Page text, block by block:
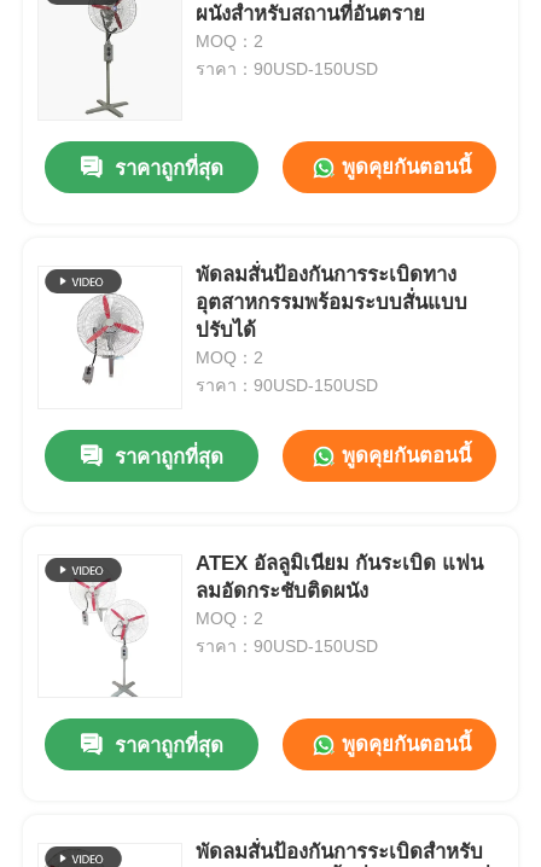
ผนังสำหรับสถานที่อันตราย
MOQ：2
ราคา：90USD-150USD
ราคาถูกที่สุด พูดคุยกันตอนนี้
พัดลมสั่นป้องกันการระเบิดทาง
อุตสาหกรรมพร้อมระบบสั่นแบบ
ปรับได้
MOQ：2
ราคา：90USD-150USD
ราคาถูกที่สุด พูดคุยกันตอนนี้
ATEX อัลลูมิเนียม กันระเบิด แฟน
ลมอัดกระชับติดผนัง
MOQ：2
ราคา：90USD-150USD
ราคาถูกที่สุด พูดคุยกันตอนนี้
พัดลมสั่นป้องกันการระเบิดสำหรับ